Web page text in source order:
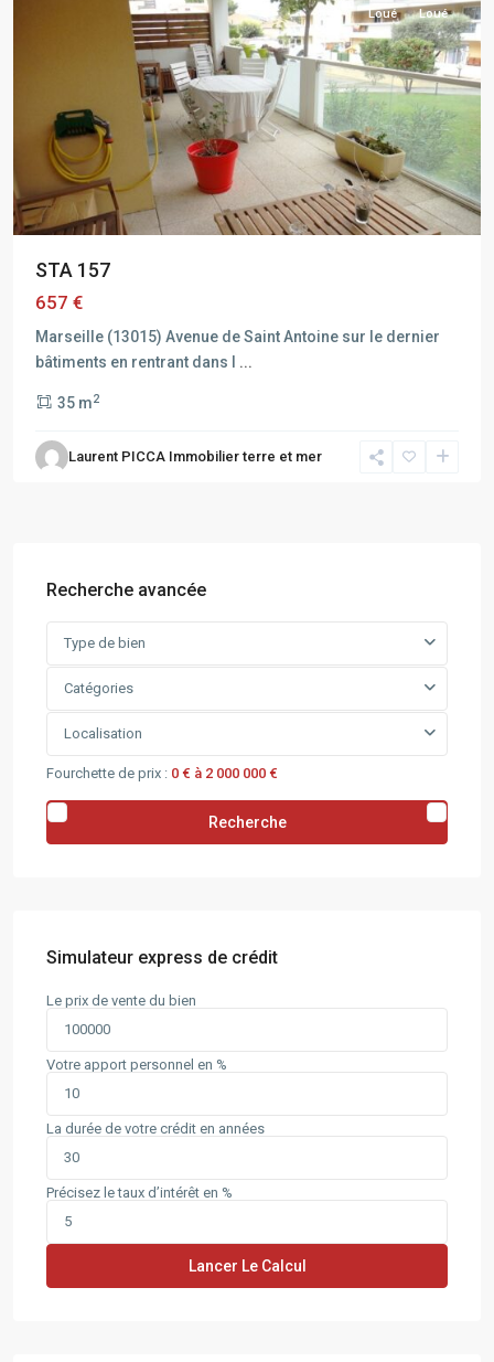
Loué Loué
STA 157
657 €
Marseille (13015) Avenue de Saint Antoine sur le dernier
bâtiments en rentrant dans l ...
35 m2
Laurent PICCA Immobilier terre et mer
Recherche avancée
Type de bien
Catégories
Localisation
Fourchette de prix : 0 € à 2 000 000 €
Recherche
Simulateur express de crédit
Le prix de vente du bien
Votre apport personnel en %
La durée de votre crédit en années
Précisez le taux d’intérêt en %
Lancer Le Calcul